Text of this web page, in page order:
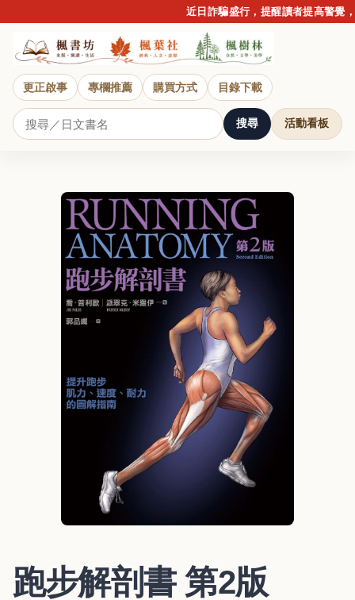
近日詐騙盛行，提醒讀者提高警覺，
更正啟事 專欄推薦 購買方式 目錄下載
搜尋 活動看板
跑步解剖書 第2版